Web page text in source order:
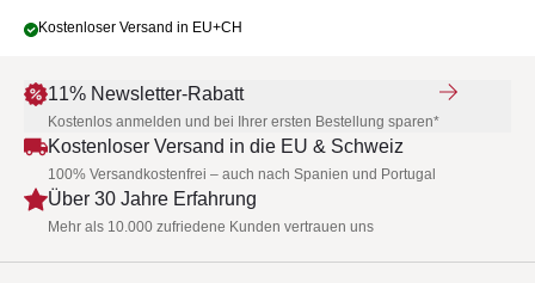
Kostenloser Versand in EU+CH
11% Newsletter-Rabatt
Kostenlos anmelden und bei Ihrer ersten Bestellung sparen*
Kostenloser Versand in die EU & Schweiz
100% Versandkostenfrei – auch nach Spanien und Portugal
Über 30 Jahre Erfahrung
Mehr als 10.000 zufriedene Kunden vertrauen uns